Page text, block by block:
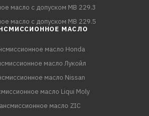
масло с допуском MB 229.3
масло с допуском MB 229.5
МАСЛО
масло Honda
масло Лукойл
масло Nissan
масло Liqui Moly
масло ZIC